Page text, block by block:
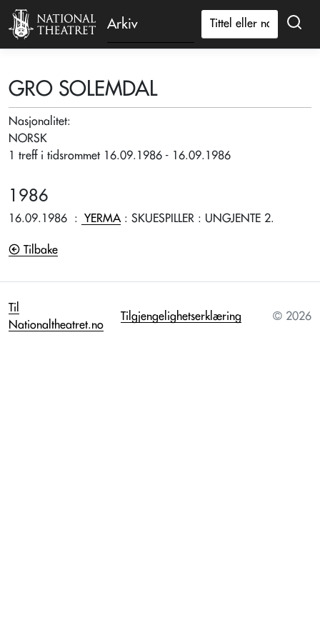
Arkiv
GRO SOLEMDAL
Nasjonalitet:
NORSK
1 treff i tidsrommet 16.09.1986 - 16.09.1986
1986
16.09.1986 : YERMA : SKUESPILLER : UNGJENTE 2.
Tilbake
Til
Nationaltheatret.no
Tilgjengelighetserklæring © 2026